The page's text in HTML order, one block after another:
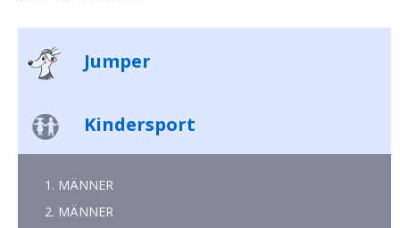
Jumper
Kindersport
1. MÄNNER
2. MÄNNER